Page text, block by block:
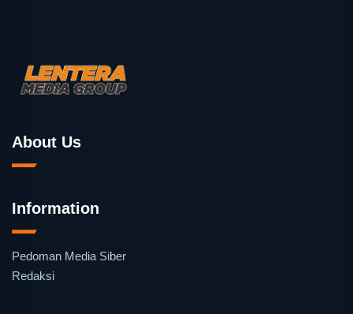
About Us
Information
Pedoman Media Siber
Redaksi